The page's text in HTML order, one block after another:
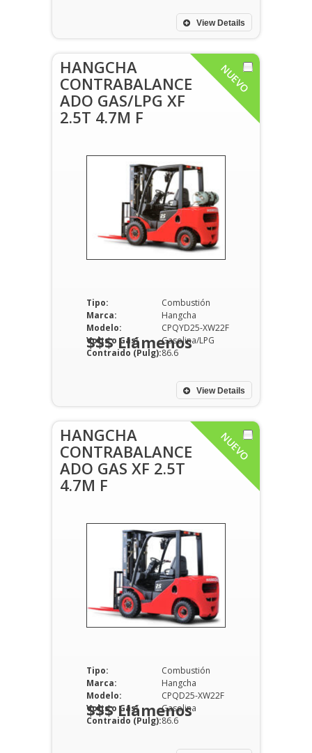
View Details
NUEVO
HANGCHA
CONTRABALANCE
ADO GAS/LPG XF
2.5T 4.7M F
Tipo:
Combustión
Marca:
Hangcha
Modelo:
CPQYD25-XW22F
Volts o Gas:
Gasolina/LPG
Contraido (Pulg):86.6
View Details
$$$ Llámenos
NUEVO
HANGCHA
CONTRABALANCE
ADO GAS XF 2.5T
4.7M F
Tipo:
Combustión
Marca:
Hangcha
Modelo:
CPQD25-XW22F
Volts o Gas:
Gasolina
Contraido (Pulg):86.6
$$$ Llámenos